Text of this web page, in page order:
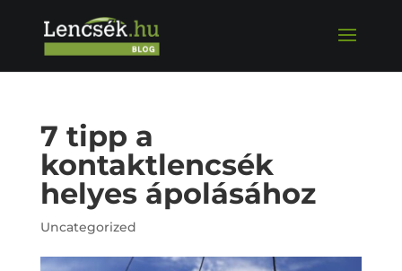
7 tipp a
kontaktlencsék
helyes ápolásához
Uncategorized